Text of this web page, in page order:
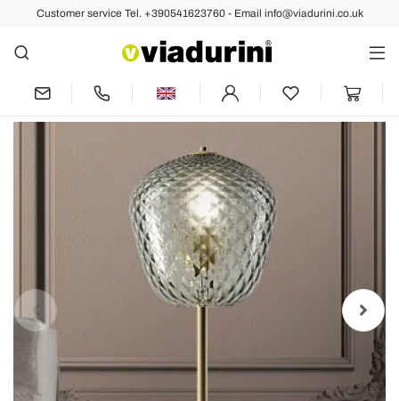
Customer service Tel. +390541623760 - Email info@viadurini.co.uk
Back Previous Next
Artisan Blown Venetian Glass Table
Lamp - Dalia Balloton